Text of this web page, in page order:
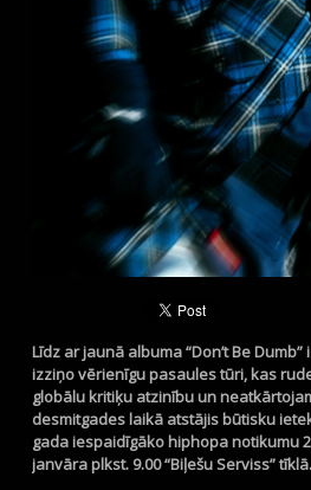
Līdz ar jaunā albuma “Don’t Be
izziņo vērienīgu pasaules tūri, kas
globālu kritiķu atzinību un
desmitgades laikā atstājis būtisku
gada iespaidīgāko hiphopa notikumu
janvāra plkst. 9.00 “Biļešu Serviss” tīklā.